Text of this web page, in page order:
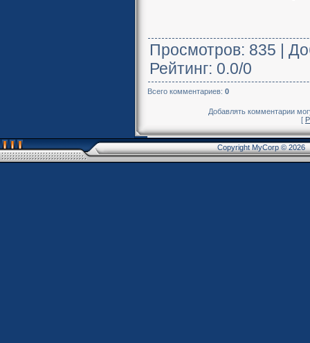
Просмотров: 835 |
Рейтинг: 0.0/0
Всего комментариев: 0
Добавлять комментарии
[
Copyright MyCorp © 2026